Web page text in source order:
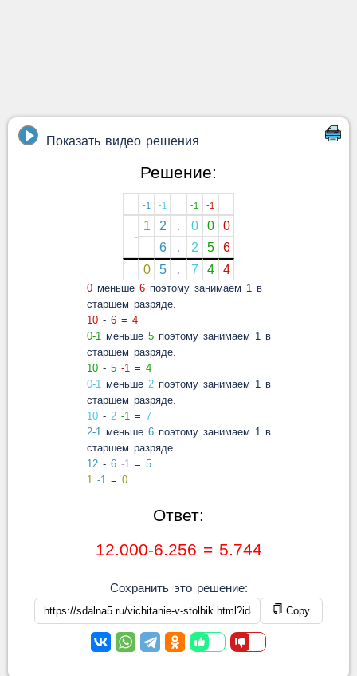
Показать видео решения
Решение:
-1 -1 -1 -1
-
1 2 . 0 0
0
6
. 2 5
6
0
5 . 7 4 4
0 меньше 6 поэтому занимаем 1 в
старшем разряде.
10 - 6 = 4
0-1 меньше 5 поэтому занимаем 1 в
старшем разряде.
10 - 5 -1 = 4
0-1 меньше 2 поэтому занимаем 1 в
старшем разряде.
10 - 2 -1 = 7
2-1 меньше 6 поэтому занимаем 1 в
старшем разряде.
12 - 6 -1 = 5
1 -1 = 0
Ответ:
12.000-6.256 = 5.744
Сохранить это решение:
Copy